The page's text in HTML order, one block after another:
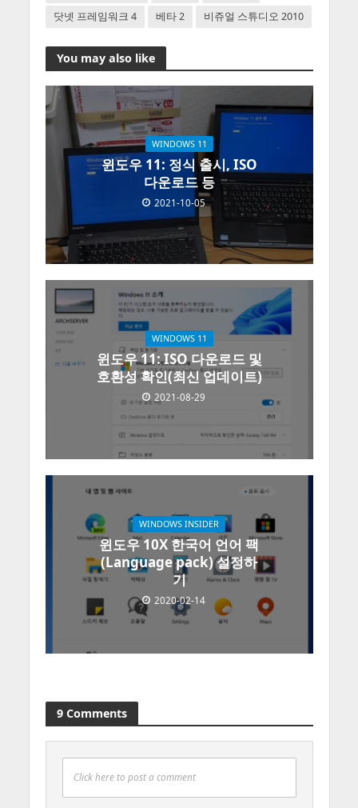
닷넷 프레임워크 4
베타 2 비쥬얼 스튜디오 2010
You may also like
WINDOWS 11
윈도우 11: 정식 출시, ISO
다운로드 등
2021-10-05
WINDOWS 11
윈도우 11: ISO 다운로드 및
호환성 확인(최신 업데이트)
2021-08-29
WINDOWS INSIDER
윈도우 10X 한국어 언어 팩
(Language pack) 설정하
기
2020-02-14
9 Comments
Click here to post a comment